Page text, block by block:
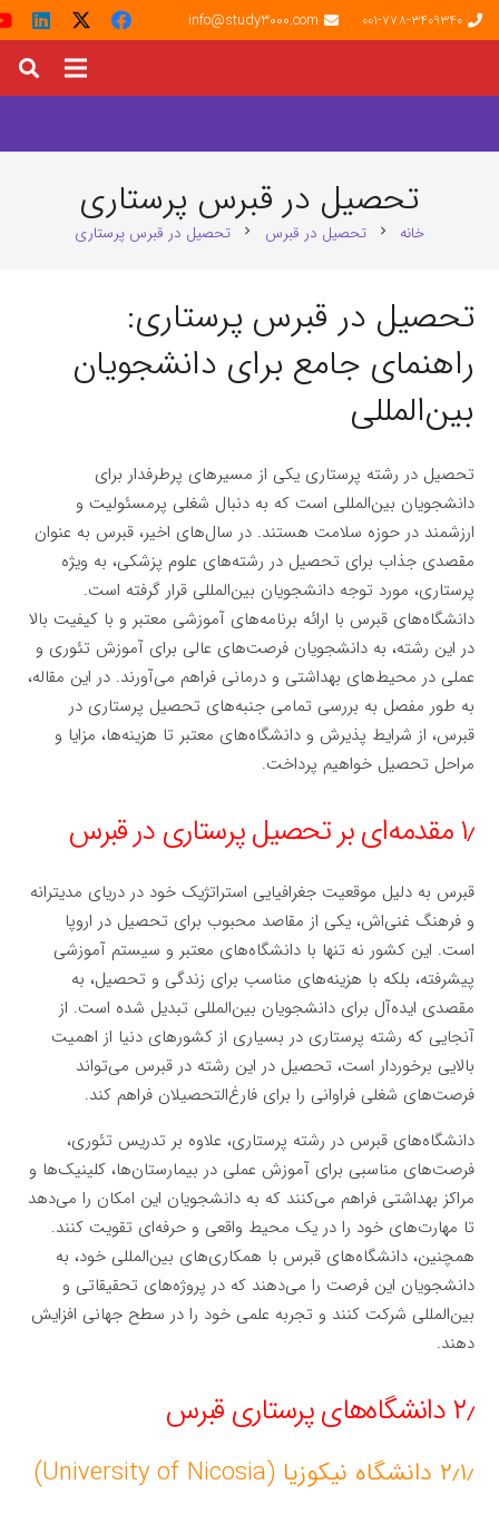
001-778-3409340
info@study3000.com
تحصیل در قبرس پرستاری
خانه chevron_right تحصیل در قبرس chevron_right تحصیل در قبرس پرستاری
تحصیل در قبرس پرستاری:
راهنمای جامع برای دانشجویان
بین‌المللی
تحصیل در رشته پرستاری یکی از مسیرهای پرطرفدار برای
دانشجویان بین‌المللی است که به دنبال شغلی پرمسئولیت و
ارزشمند در حوزه سلامت هستند. در سال‌های اخیر، قبرس به عنوان
مقصدی جذاب برای تحصیل در رشته‌های علوم پزشکی، به ویژه
پرستاری، مورد توجه دانشجویان بین‌المللی قرار گرفته است.
دانشگاه‌های قبرس با ارائه برنامه‌های آموزشی معتبر و با کیفیت بالا
در این رشته، به دانشجویان فرصت‌های عالی برای آموزش تئوری و
عملی در محیط‌های بهداشتی و درمانی فراهم می‌آورند. در این مقاله،
به طور مفصل به بررسی تمامی جنبه‌های تحصیل پرستاری در
قبرس، از شرایط پذیرش و دانشگاه‌های معتبر تا هزینه‌ها، مزایا و
مراحل تحصیل خواهیم پرداخت.
۱٫ مقدمه‌ای بر تحصیل پرستاری در قبرس
قبرس به دلیل موقعیت جغرافیایی استراتژیک خود در دریای مدیترانه
و فرهنگ غنی‌اش، یکی از مقاصد محبوب برای تحصیل در اروپا
است. این کشور نه تنها با دانشگاه‌های معتبر و سیستم آموزشی
پیشرفته، بلکه با هزینه‌های مناسب برای زندگی و تحصیل، به
مقصدی ایده‌آل برای دانشجویان بین‌المللی تبدیل شده است. از
آنجایی که رشته پرستاری در بسیاری از کشورهای دنیا از اهمیت
بالایی برخوردار است، تحصیل در این رشته در قبرس می‌تواند
فرصت‌های شغلی فراوانی را برای فارغ‌التحصیلان فراهم کند.
دانشگاه‌های قبرس در رشته پرستاری، علاوه بر تدریس تئوری،
فرصت‌های مناسبی برای آموزش عملی در بیمارستان‌ها، کلینیک‌ها و
مراکز بهداشتی فراهم می‌کنند که به دانشجویان این امکان را می‌دهد
تا مهارت‌های خود را در یک محیط واقعی و حرفه‌ای تقویت کنند.
همچنین، دانشگاه‌های قبرس با همکاری‌های بین‌المللی خود، به
دانشجویان این فرصت را می‌دهند که در پروژه‌های تحقیقاتی و
بین‌المللی شرکت کنند و تجربه علمی خود را در سطح جهانی افزایش
دهند.
۲٫ دانشگاه‌های پرستاری قبرس
۲٫۱٫ دانشگاه نیکوزیا (University of Nicosia)